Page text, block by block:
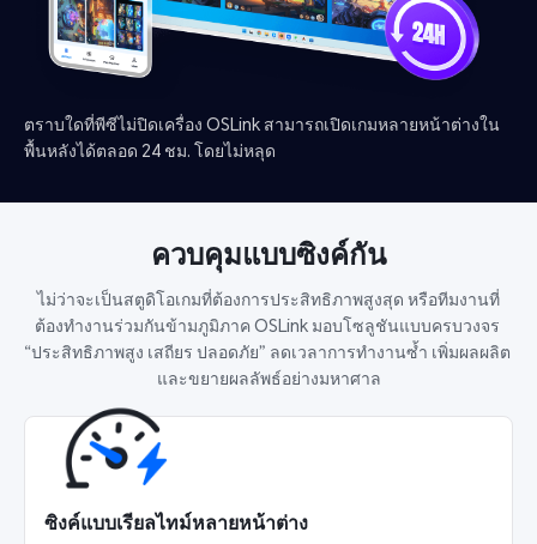
ตราบใดที่พีซีไม่ปิดเครื่อง OSLink สามารถเปิดเกมหลายหน้าต่างใน
พื้นหลังได้ตลอด 24 ชม. โดยไม่หลุด
ควบคุมแบบซิงค์กัน
ไม่ว่าจะเป็นสตูดิโอเกมที่ต้องการประสิทธิภาพสูงสุด หรือทีมงานที่
ต้องทำงานร่วมกันข้ามภูมิภาค OSLink มอบโซลูชันแบบครบวงจร
“ประสิทธิภาพสูง เสถียร ปลอดภัย” ลดเวลาการทำงานซ้ำ เพิ่มผลผลิต
และขยายผลลัพธ์อย่างมหาศาล
ซิงค์แบบเรียลไทม์หลายหน้าต่าง